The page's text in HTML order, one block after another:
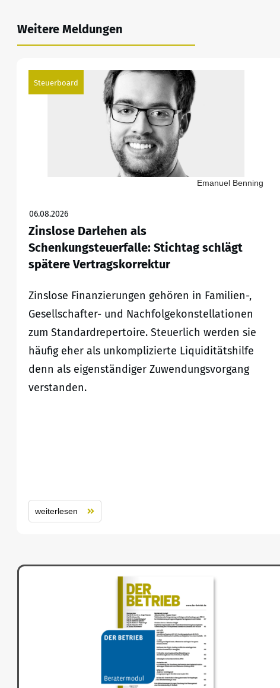
Weitere Meldungen
Steuerboard
Emanuel Benning
06.08.2026
Zinslose Darlehen als
Schenkungsteuerfalle: Stichtag schlägt
spätere Vertragskorrektur
Zinslose Finanzierungen gehören in Familien-,
Gesellschafter- und Nachfolgekonstellationen
zum Standardrepertoire. Steuerlich werden sie
häufig eher als unkomplizierte Liquiditätshilfe
denn als eigenständiger Zuwendungsvorgang
verstanden.
weiterlesen